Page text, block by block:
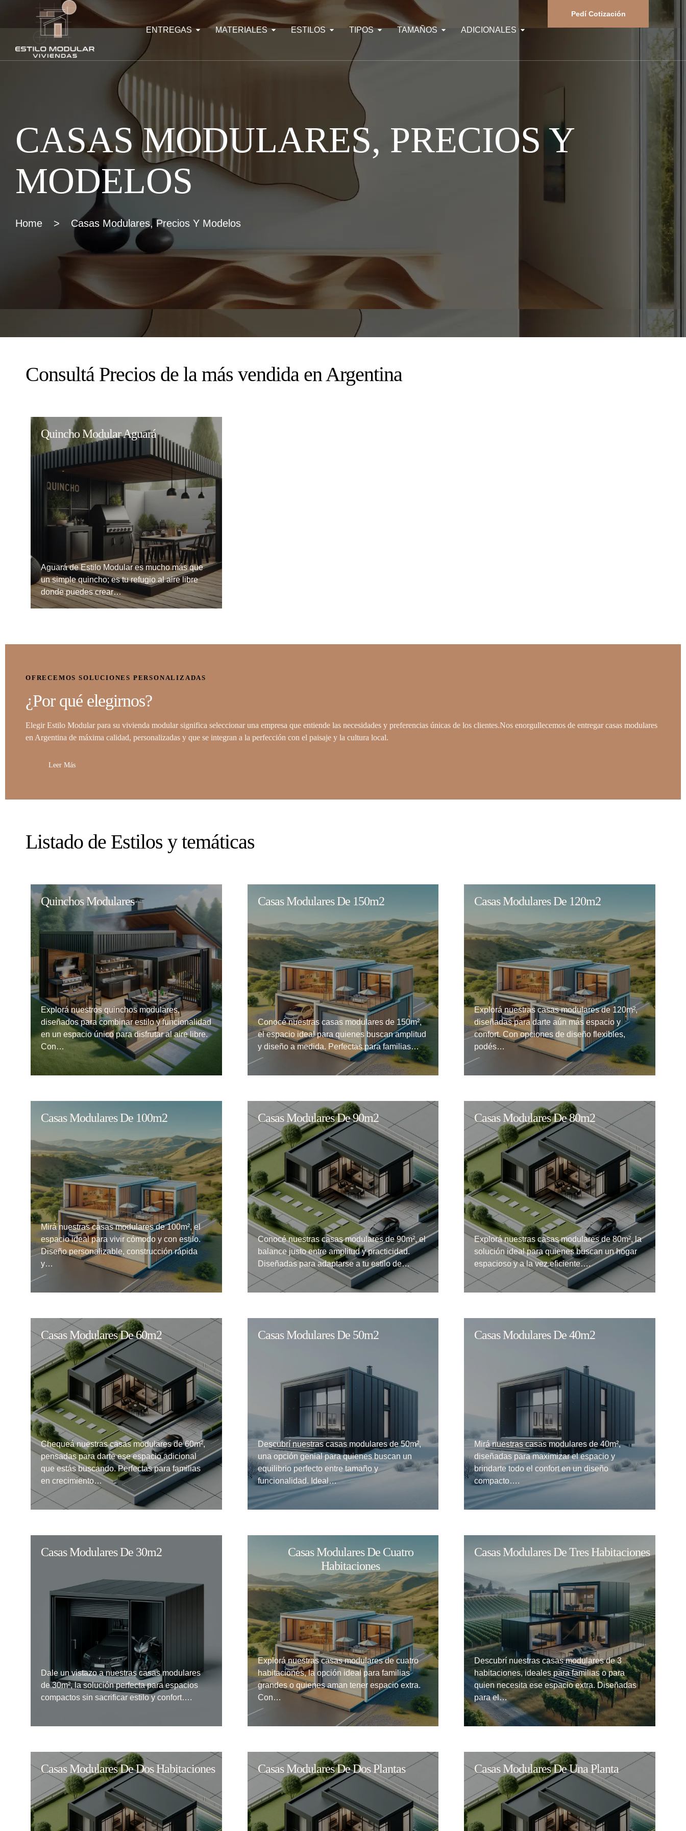
ENTREGAS MATERIALES ESTILOS TIPOS TAMAÑOS ADICIONALES
Pedí Cotización
CASAS MODULARES, PRECIOS Y
MODELOS
Home > Casas Modulares, Precios Y Modelos
Consultá Precios de la más vendida en Argentina
Quincho Modular Aguará
Aguará de Estilo Modular es mucho más que
un simple quincho; es tu refugio al aire libre
donde puedes crear…
OFRECEMOS SOLUCIONES PERSONALIZADAS
¿Por qué elegirnos?
Elegir Estilo Modular para su vivienda modular significa seleccionar una empresa que entiende las necesidades y preferencias únicas de los clientes.Nos enorgullecemos de entregar casas modulares
en Argentina de máxima calidad, personalizadas y que se integran a la perfección con el paisaje y la cultura local.
Leer Más
Listado de Estilos y temáticas
Quinchos Modulares
Explorá nuestros quinchos modulares,
diseñados para combinar estilo y funcionalidad
en un espacio único para disfrutar al aire libre.
Con…
Casas Modulares De 150m2
Conocé nuestras casas modulares de 150m²,
el espacio ideal para quienes buscan amplitud
y diseño a medida. Perfectas para familias…
Casas Modulares De 120m2
Explorá nuestras casas modulares de 120m²,
diseñadas para darte aún más espacio y
confort. Con opciones de diseño flexibles,
podés…
Casas Modulares De 100m2
Mirá nuestras casas modulares de 100m², el
espacio ideal para vivir cómodo y con estilo.
Diseño personalizable, construcción rápida
y…
Casas Modulares De 90m2
Conocé nuestras casas modulares de 90m², el
balance justo entre amplitud y practicidad.
Diseñadas para adaptarse a tu estilo de…
Casas Modulares De 80m2
Explorá nuestras casas modulares de 80m², la
solución ideal para quienes buscan un hogar
espacioso y a la vez eficiente….
Casas Modulares De 60m2
Chequeá nuestras casas modulares de 60m²,
pensadas para darte ese espacio adicional
que estás buscando. Perfectas para familias
en crecimiento…
Casas Modulares De 50m2
Descubrí nuestras casas modulares de 50m²,
una opción genial para quienes buscan un
equilibrio perfecto entre tamaño y
funcionalidad. Ideal…
Casas Modulares De 40m2
Mirá nuestras casas modulares de 40m²,
diseñadas para maximizar el espacio y
brindarte todo el confort en un diseño
compacto….
Casas Modulares De 30m2
Dale un vistazo a nuestras casas modulares
de 30m², la solución perfecta para espacios
compactos sin sacrificar estilo y confort….
Casas Modulares De Cuatro
Habitaciones
Explorá nuestras casas modulares de cuatro
habitaciones, la opción ideal para familias
grandes o quienes aman tener espacio extra.
Con…
Casas Modulares De Tres Habitaciones
Descubrí nuestras casas modulares de 3
habitaciones, ideales para familias o para
quien necesita ese espacio extra. Diseñadas
para el…
Casas Modulares De Dos Habitaciones Casas Modulares De Dos Plantas Casas Modulares De Una Planta